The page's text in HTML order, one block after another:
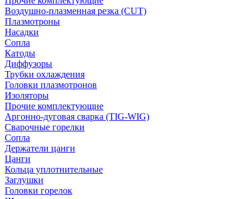
Воздушно-плазменная резка (CUT)
Плазмотроны
Насадки
Сопла
Катоды
Диффузоры
Трубки охлаждения
Головки плазмотронов
Изоляторы
Прочие комплектующие
Аргонно-дуговая сварка (TIG-WIG)
Сварочные горелки
Сопла
Держатели цанги
Цанги
Кольца уплотнительные
Заглушки
Головки горелок